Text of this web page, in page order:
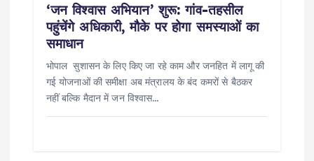
‘जन विश्वास अभियान’ शुरू: गांव-तहसील
पहुंचेंगे अधिकारी, मौके पर होगा समस्याओं का
समाधान
भोपाल सुशासन के लिए किए जा रहे काम और जनहित में लागू की
गई योजनाओं की समीक्षा अब मंत्रालय के बंद कमरों से बैठकर
नहीं बल्कि मैदान में जन विश्वास…